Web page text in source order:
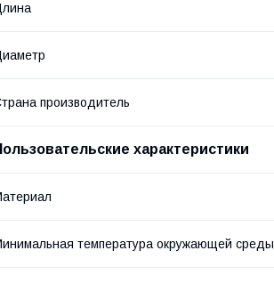
производитель
характеристики
температура окружающей среды